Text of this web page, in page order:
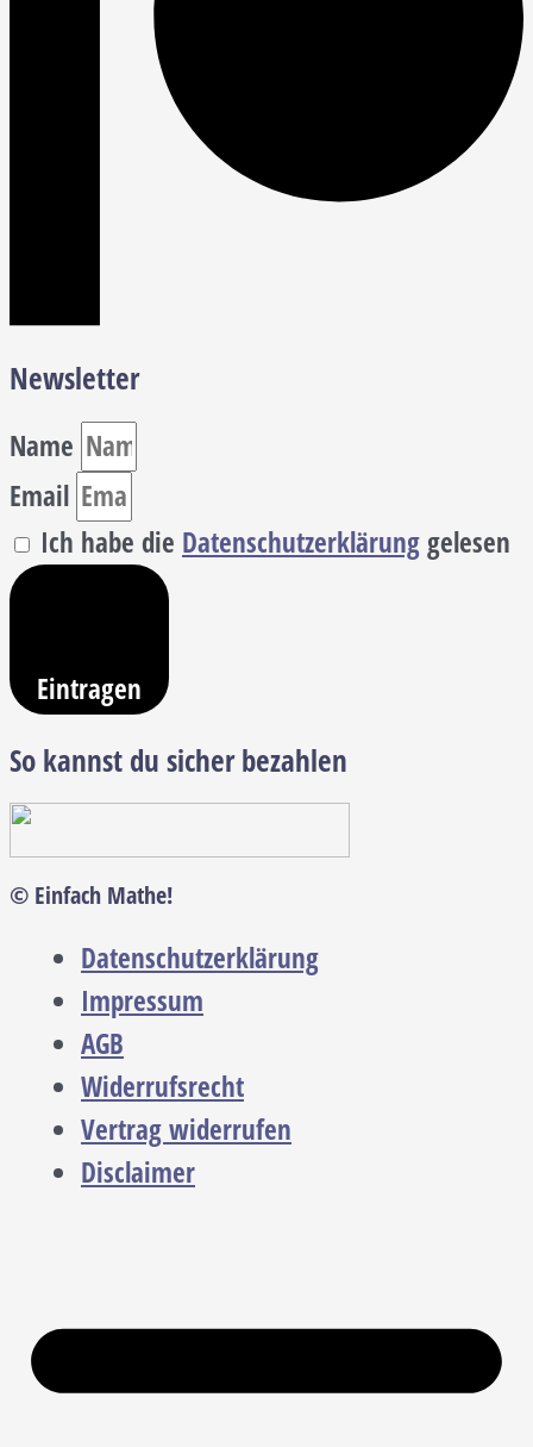
Newsletter
Name
Email
Ich habe die Datenschutzerklärunggelesen
Eintragen
So kannst du sicher bezahlen
© Einfach Mathe!
Datenschutzerklärung
Impressum
AGB
Widerrufsrecht
Vertrag widerrufen
Disclaimer